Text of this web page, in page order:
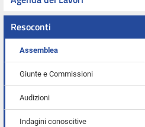
Resoconti
Assemblea
Giunte e Commissioni
Audizioni
Indagini conoscitive